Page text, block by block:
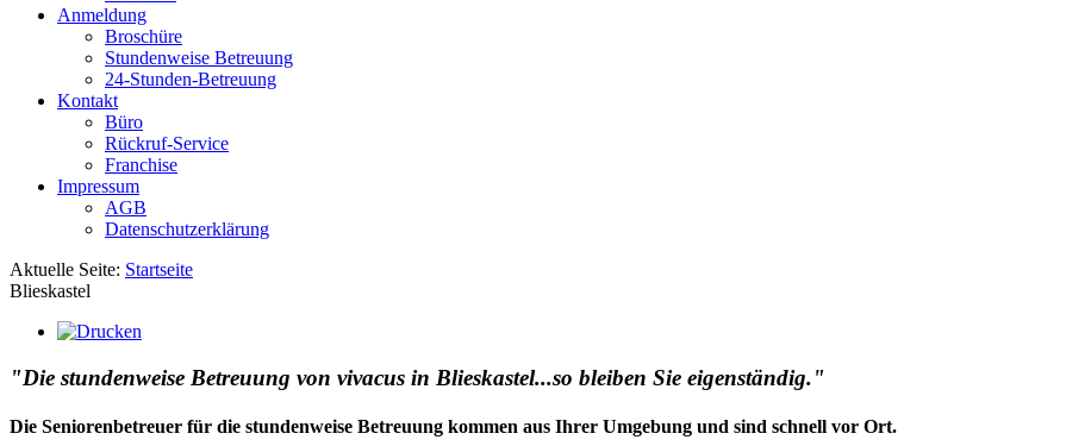
Anmeldung
Broschüre
Stundenweise Betreuung
24-Stunden-Betreuung
Kontakt
Büro
Rückruf-Service
Franchise
Impressum
AGB
Datenschutzerklärung
Aktuelle Seite: Startseite
Blieskastel
"Die stundenweise Betreuung von vivacus in Blieskastel...so bleiben Sie eigenständig."
Die Seniorenbetreuer für die stundenweise Betreuung kommen aus Ihrer Umgebung und sind schnell vor Ort.